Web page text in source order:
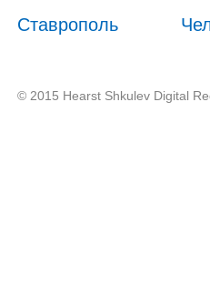
Ставрополь
© 2015 Hearst Shkulev Digital